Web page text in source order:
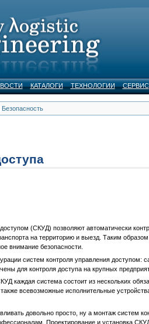
КАТАЛОГИ ТЕХНОЛОГИИ СЕРВИС
Безопасность
(СКУД) позволяют автоматически
на территорию и выезд. Таким
внимание безопасности.
систем контроля управления доступом:
для контроля доступа на крупных
каждая система состоит из нескольких
всевозможные исполнительные
довольно просто, ну а монтаж систем
Проектирование и установка